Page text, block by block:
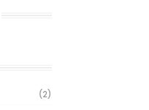
(2)